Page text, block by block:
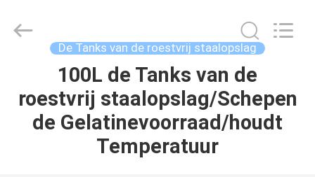
PRODUCTEN
Pharmatech
De Tanks van de roestvrij staalopslag
100L de Tanks van de
roestvrij staalopslag/Schepen
de Gelatinevoorraad/houdt
Temperatuur